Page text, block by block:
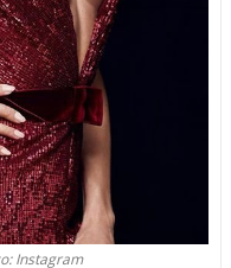
Instagram